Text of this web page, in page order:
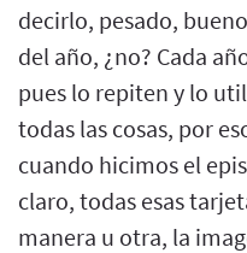
decirlo, pesado,
del año, ¿no? Cada
pues lo repiten y lo
todas las cosas, por
cuando hicimos el
claro, todas esas
manera u otra, la